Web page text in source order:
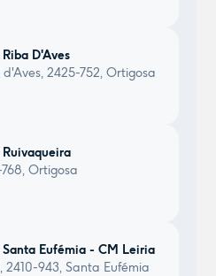
D'Aves
2425-752, Ortigosa
Ruivaqueira
Ortigosa
Santa Eufémia - CM Leiria
2410-943, Santa Eufémia